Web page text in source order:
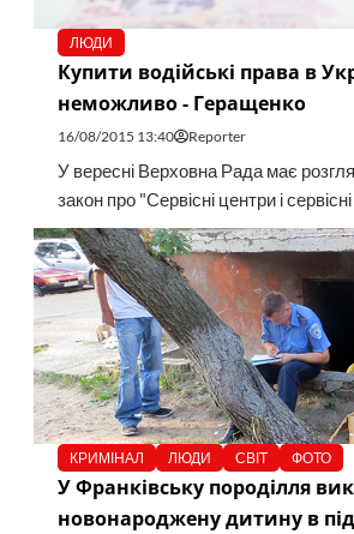
ЛЮДИ
Купити водійські права в
неможливо - Геращенко
16/08/2015 13:40 Reporter
У вересні Верховна Рада має
закон про "Сервісні центри і
КРИМІНАЛ ЛЮДИ СВІТ ФОТО
У Франківську породілля
новонароджену дитину в